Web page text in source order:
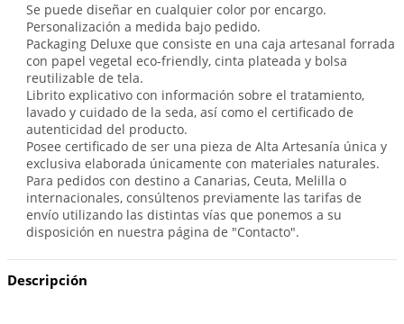
Se puede diseñar en cualquier color por encargo.
Personalización a medida bajo pedido.
Packaging Deluxe que consiste en una caja artesanal forrada
con papel vegetal eco-friendly, cinta plateada y bolsa
reutilizable de tela.
Librito explicativo con información sobre el tratamiento,
lavado y cuidado de la seda, así como el certificado de
autenticidad del producto.
Posee certificado de ser una pieza de Alta Artesanía única y
exclusiva elaborada únicamente con materiales naturales.
Para pedidos con destino a Canarias, Ceuta, Melilla o
internacionales, consúltenos previamente las tarifas de
envío utilizando las distintas vías que ponemos a su
disposición en nuestra página de "Contacto".
Descripción